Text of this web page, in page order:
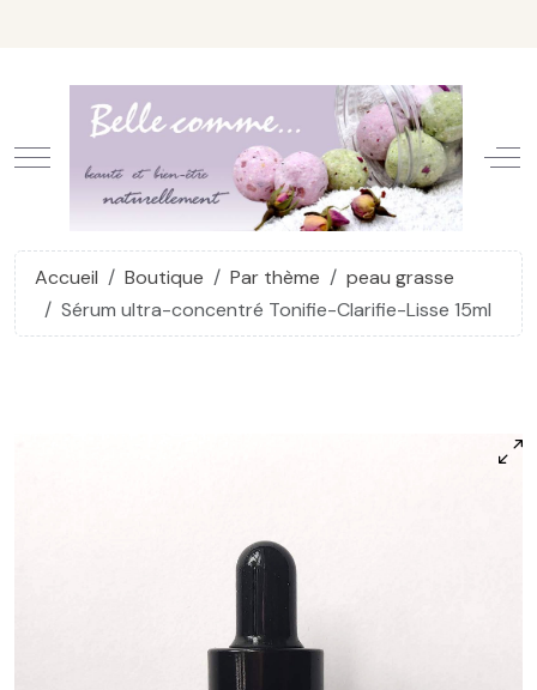
Mobile Menu Toggle
Accueil Boutique Par thème
peau grasse
Sérum ultra-concentré Tonifie-Clarifie-Lisse 15ml